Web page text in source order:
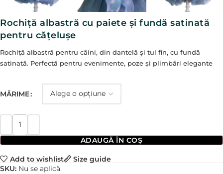
Rochiță albastră cu paiete și fundă satinată
pentru cățelușe
Rochiță albastră pentru câini, din dantelă și tul fin, cu fundă
satinată. Perfectă pentru evenimente, poze și plimbări elegante
MĂRIME
ADAUGĂ ÎN COȘ
Add to wishlist
Size guide
SKU: Nu se aplică